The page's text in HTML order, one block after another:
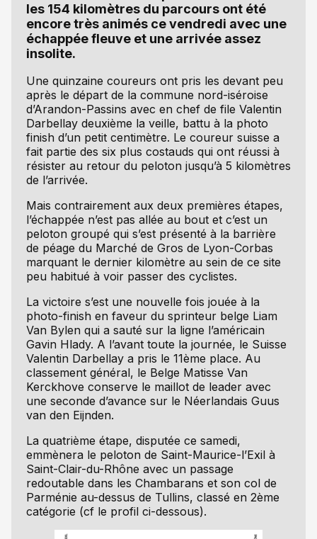
les 154 kilomètres du parcours ont été
encore très animés ce vendredi avec une
échappée fleuve et une arrivée assez
insolite.
Une quinzaine coureurs ont pris les devant peu
après le départ de la commune nord-iséroise
d’Arandon-Passins avec en chef de file Valentin
Darbellay deuxième la veille, battu à la photo
finish d’un petit centimètre. Le coureur suisse a
fait partie des six plus costauds qui ont réussi à
résister au retour du peloton jusqu’à 5 kilomètres
de l’arrivée.
Mais contrairement aux deux premières étapes,
l’échappée n’est pas allée au bout et c’est un
peloton groupé qui s’est présenté à la barrière
de péage du Marché de Gros de Lyon-Corbas
marquant le dernier kilomètre au sein de ce site
peu habitué à voir passer des cyclistes.
La victoire s’est une nouvelle fois jouée à la
photo-finish en faveur du sprinteur belge Liam
Van Bylen qui a sauté sur la ligne l’américain
Gavin Hlady. A l’avant toute la journée, le Suisse
Valentin Darbellay a pris le 11ème place. Au
classement général, le Belge Matisse Van
Kerckhove conserve le maillot de leader avec
une seconde d’avance sur le Néerlandais Guus
van den Eijnden.
La quatrième étape, disputée ce samedi,
emmènera le peloton de Saint-Maurice-l’Exil à
Saint-Clair-du-Rhône avec un passage
redoutable dans les Chambarans et son col de
Parménie au-dessus de Tullins, classé en 2ème
catégorie (cf le profil ci-dessous).